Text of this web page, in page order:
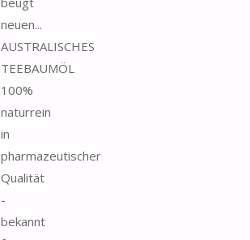
neuen...
AUSTRALISCHES
TEEBAUMÖL
100%
naturrein
in
pharmazeutischer
Qualität
-
bekannt